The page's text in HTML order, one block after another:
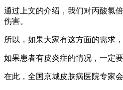
通过上文的介绍，我们对丙酸氯
伤害。
所以，如果大家有这方面的需求
如果患者有皮炎症的情况，一定
在此，全国京城皮肤病医院专家